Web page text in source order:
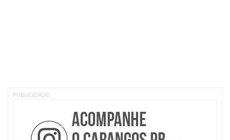
PUBLICIDADE